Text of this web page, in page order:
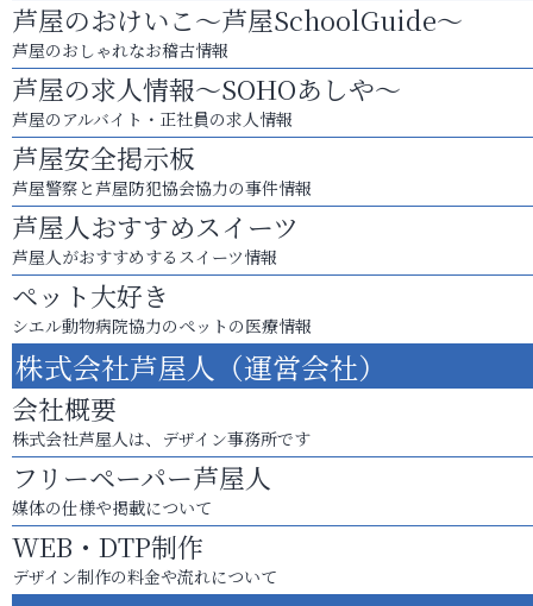
芦屋のおけいこ～芦屋SchoolGuide～
芦屋のおしゃれなお稽古情報
芦屋の求人情報～SOHOあしや～
芦屋のアルバイト・正社員の求人情報
芦屋安全掲示板
芦屋警察と芦屋防犯協会協力の事件情報
芦屋人おすすめスイーツ
芦屋人がおすすめするスイーツ情報
ペット大好き
シエル動物病院協力のペットの医療情報
株式会社芦屋人（運営会社）
会社概要
株式会社芦屋人は、デザイン事務所です
フリーペーパー芦屋人
媒体の仕様や掲載について
WEB・DTP制作
デザイン制作の料金や流れについて